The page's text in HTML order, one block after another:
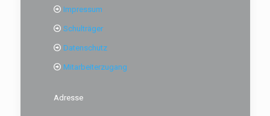
Impressum
Schulträger
Datenschutz
Mitarbeiterzugang
Adresse